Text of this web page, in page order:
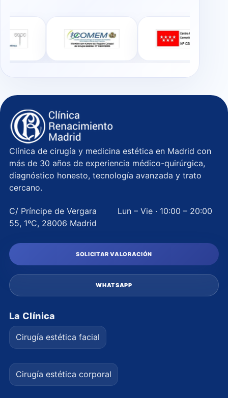
Clínica de cirugía y medicina estética en Madrid con
más de 30 años de experiencia médico-quirúrgica,
diagnóstico honesto, tecnología avanzada y trato
cercano.
C/ Príncipe de Vergara
55, 1ºC, 28006 Madrid
Lun – Vie · 10:00 – 20:00
SOLICITAR VALORACIÓN
WHATSAPP
La Clínica
Cirugía estética facial
Cirugía estética corporal